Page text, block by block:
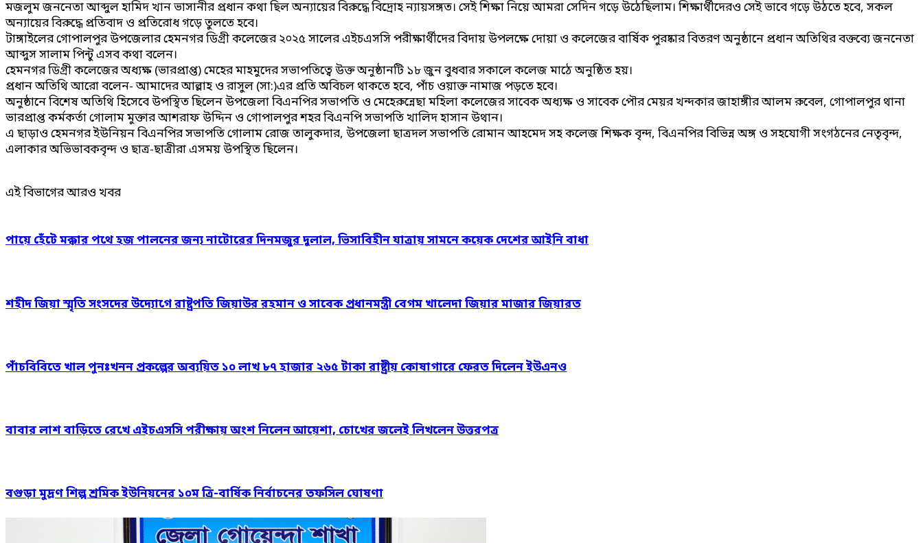
মজলুম জননেতা আব্দুল হামিদ খান ভাসানীর প্রধান কথা ছিল অন্যায়ের বিরুদ্ধে বিদ্রোহ ন্যায়সঙ্গত। সেই শিক্ষা নিয়ে আমরা সেদিন গড়ে উঠেছিলাম। শিক্ষার্থীদেরও সেই ভাবে গড়ে উঠতে হবে, সকল
অন্যায়ের বিরুদ্ধে প্রতিবাদ ও প্রতিরোধ গড়ে তুলতে হবে।
টাঙ্গাইলের গোপালপুর উপজেলার হেমনগর ডিগ্রী কলেজের ২০২৫ সালের এইচএসসি পরীক্ষার্থীদের বিদায় উপলক্ষে দোয়া ও কলেজের বার্ষিক পুরষ্কার বিতরণ অনুষ্ঠানে প্রধান অতিথির বক্তব্যে জননেতা
আব্দুস সালাম পিন্টু এসব কথা বলেন।
হেমনগর ডিগ্রী কলেজের অধ্যক্ষ (ভারপ্রাপ্ত) মেহের মাহমুদের সভাপতিত্বে উক্ত অনুষ্ঠানটি ১৮ জুন বুধবার সকালে কলেজ মাঠে অনুষ্ঠিত হয়।
প্রধান অতিথি আরো বলেন- আমাদের আল্লাহ ও রাসুল (সা:)এর প্রতি অবিচল থাকতে হবে, পাঁচ ওয়াক্ত নামাজ পড়তে হবে।
অনুষ্ঠানে বিশেষ অতিথি হিসেবে উপস্থিত ছিলেন উপজেলা বিএনপির সভাপতি ও মেহেরুন্নেছা মহিলা কলেজের সাবেক অধ্যক্ষ ও সাবেক পৌর মেয়র খন্দকার জাহাঙ্গীর আলম রুবেল, গোপালপুর থানা
ভারপ্রাপ্ত কর্মকর্তা গোলাম মুক্তার আশরাফ উদ্দিন ও গোপালপুর শহর বিএনপি সভাপতি খালিদ হাসান উথান।
এ ছাড়াও হেমনগর ইউনিয়ন বিএনপির সভাপতি গোলাম রোজ তালুকদার, উপজেলা ছাত্রদল সভাপতি রোমান আহমেদ সহ কলেজ শিক্ষক বৃন্দ, বিএনপির বিভিন্ন অঙ্গ ও সহযোগী সংগঠনের নেতৃবৃন্দ,
এলাকার অভিভাবকবৃন্দ ও ছাত্র-ছাত্রীরা এসময় উপস্থিত ছিলেন।
এই বিভাগের আরও খবর
পায়ে হেঁটে মক্কার পথে হজ পালনের জন্য নাটোরের দিনমজুর দুলাল, ভিসাবিহীন যাত্রায় সামনে কয়েক দেশের আইনি বাধা
শহীদ জিয়া স্মৃতি সংসদের উদ্যোগে রাষ্ট্রপতি জিয়াউর রহমান ও সাবেক প্রধানমন্ত্রী বেগম খালেদা জিয়ার মাজার জিয়ারত
পাঁচবিবিতে খাল পুনঃখনন প্রকল্পের অব্যয়িত ১০ লাখ ৮৭ হাজার ২৬৫ টাকা রাষ্ট্রীয় কোষাগারে ফেরত দিলেন ইউএনও
বাবার লাশ বাড়িতে রেখে এইচএসসি পরীক্ষায় অংশ নিলেন আয়েশা, চোখের জলেই লিখলেন উত্তরপত্র
বগুড়া মুদ্রণ শিল্প শ্রমিক ইউনিয়নের ১০ম ত্রি-বার্ষিক নির্বাচনের তফসিল ঘোষণা